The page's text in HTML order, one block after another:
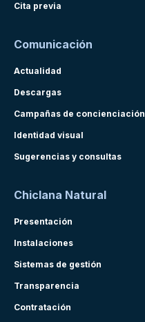
Cita previa
Comunicación
Actualidad
Descargas
Campañas de concienciación
Identidad visual
Sugerencias y consultas
Chiclana Natural
Presentación
Instalaciones
Sistemas de gestión
Transparencia
Contratación